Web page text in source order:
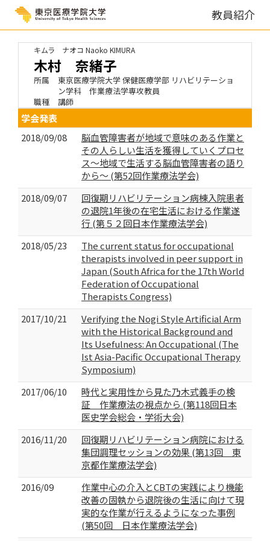
教員紹介
キムラ ナオコ Naoko KIMURA
木村 奈緒子
所属
東京医療学院大学 保健医療学部 リハビリテーショ
ン学科 作業療法学専攻教員
職種
講師
学会発表
2018/09/08
脳血管障害者が地域で意味のある作業と
その人らしい生活を獲得していくプロセ
ス〜地域で生活する脳血管障害者の語り
から〜 (第52回作業療法学会)
2018/09/07
回復期リハビリテーション病棟入院患者
の退院1年後の在宅生活における作業遂
行 (第５２回日本作業療法学会)
2018/05/23
The current status for occupational
therapists involved in peer support in
Japan (South Africa for the 17th World
Federation of Occupational
Therapists Congress)
2017/10/21
Verifying the Nogi Style Artificial Arm
with the Historical Background and
Its Usefulness: An Occupational (The
Ist Asia-Pacific Occupational Therapy
Symposium)
2017/06/10
時代と実用性から見た乃木式義手の検
証 作業療法の視点から (第118回日本
医史学会総会・学術大会)
2016/11/20
回復期リハビリテーション病院における
集団調理セッションの効果 (第13回 東
京都作業療法学会)
2016/09
作業中心の介入とCBTの実践により機能
改善の固執から退院後の生活に向けて現
実的な作業が行えるようになった事例
(第50回 日本作業療法学会)